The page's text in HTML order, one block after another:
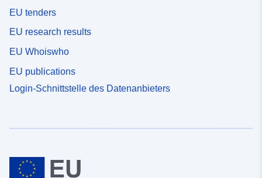
EU tenders
EU research results
EU Whoiswho
EU publications
Login-Schnittstelle des Datenanbieters